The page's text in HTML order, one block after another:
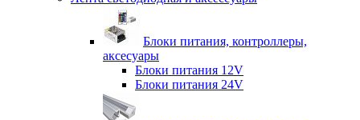
Блоки питания, контроллеры,
аксесуары
Блоки питания 12V
Блоки питания 24V